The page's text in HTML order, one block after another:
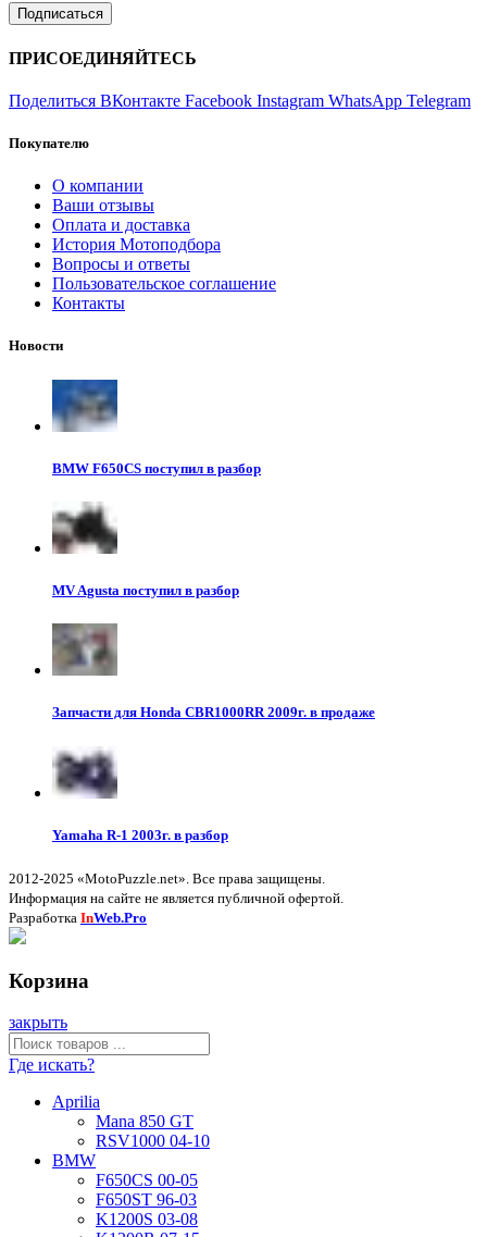
ПРИСОЕДИНЯЙТЕСЬ
Поделиться ВКонтакте Facebook Instagram WhatsApp Telegram
Покупателю
О компании
Ваши отзывы
Оплата и доставка
История Мотоподбора
Вопросы и ответы
Пользовательское соглашение
Контакты
Новости
BMW F650CS поступил в разбор
MV Agusta поступил в разбор
Запчасти для Honda CBR1000RR 2009г. в продаже
Yamaha R-1 2003г. в разбор
2012-2025 «MotoPuzzle.net». Все права защищены.
Информация на сайте не является публичной офертой.
Разработка InWeb.Pro
Корзина
закрыть
Где искать?
Aprilia
Mana 850 GT
RSV1000 04-10
BMW
F650CS 00-05
F650ST 96-03
K1200S 03-08